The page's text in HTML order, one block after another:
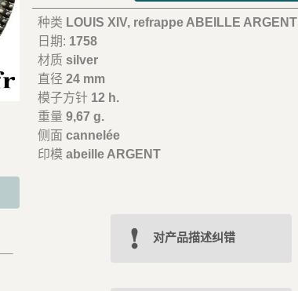
种类 LOUIS XIV, refrappe ABEILLE ARGENT
日期: 1758
材质silver
直径24 mm
模子方针 12 h.
重量9,67 g.
侧面cannelée
印模abeille ARGENT
对产品描述纠错